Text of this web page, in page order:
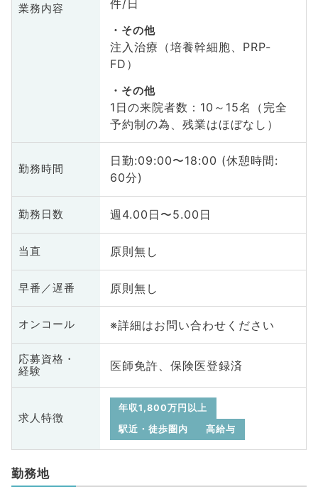
業務内容
件/日
その他
注入治療（培養幹細胞、PRP-
FD）
その他
1日の来院者数：10～15名（完全
予約制の為、残業はほぼなし）
勤務時間
日勤:09:00〜18:00 (休憩時間:
60分)
勤務日数 週4.00日〜5.00日
当直 原則無し
早番／遅番 原則無し
オンコール ※詳細はお問い合わせください
応募資格・
経験
医師免許、保険医登録済
求人特徴
年収1,800万円以上
駅近・徒歩圏内
高給与
勤務地